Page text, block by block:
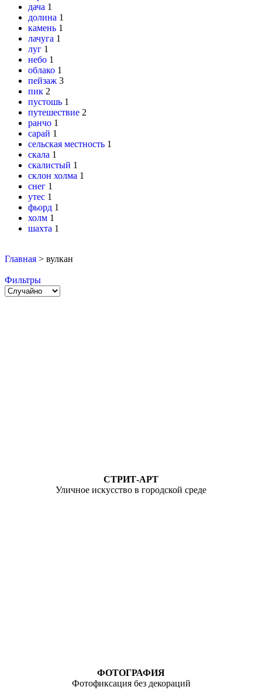
дача 1
долина 1
камень 1
лачуга 1
луг 1
небо 1
облако 1
пейзаж 3
пик 2
пустошь 1
путешествие 2
ранчо 1
сарай 1
сельская местность 1
скала 1
скалистый 1
склон холма 1
снег 1
утес 1
фьорд 1
холм 1
шахта 1
Главная > вулкан
Фильтры
СТРИТ-АРТ
Уличное искусство в городской среде
ФОТОГРАФИЯ
Фотофиксация без декораций